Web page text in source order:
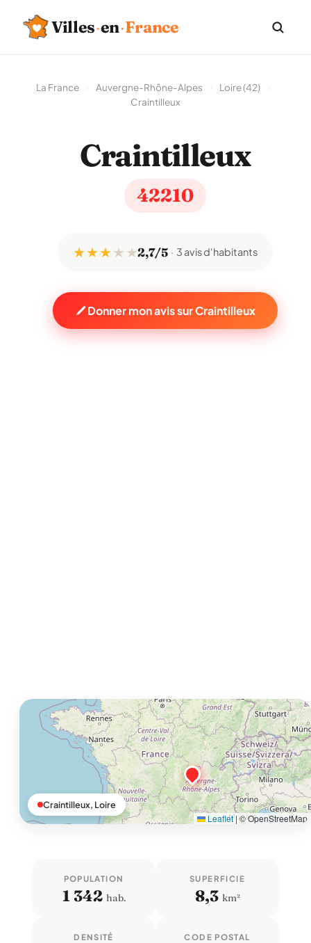
Villes·en·France
La France Auvergne-Rhône-Alpes Loire (42)
Craintilleux
Craintilleux
42210
★ ★ ★★ ★2,7/5 3 avis d'habitants
Donner mon avis sur Craintilleux
Leaflet |© OpenStreetMap
Craintilleux, Loire
POPULATION
1 342 hab.
SUPERFICIE
8,3 km²
DENSITÉ CODE POSTAL